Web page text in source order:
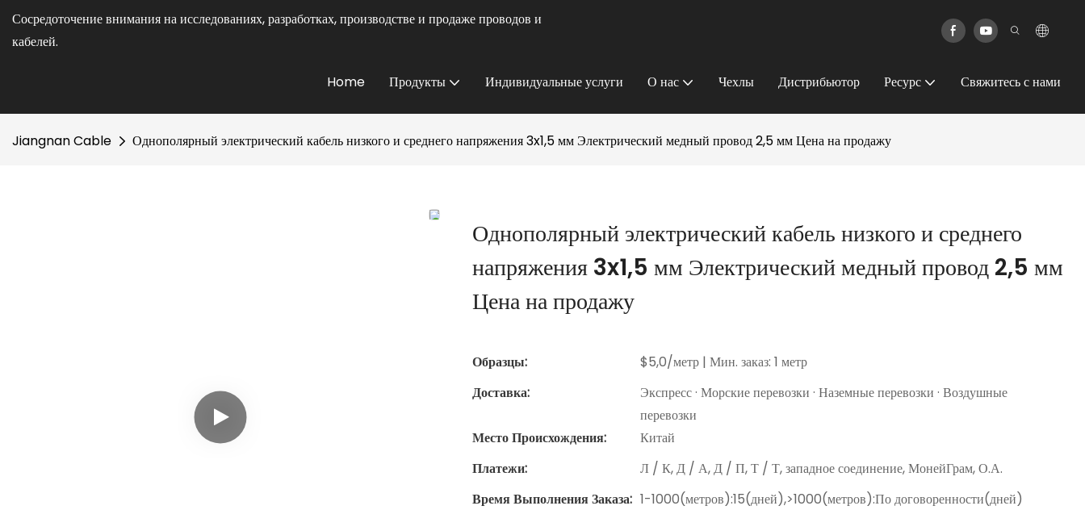
Сосредоточение внимания на исследованиях, разработках, производстве и продаже проводов и
кабелей.
Home Продукты Индивидуальные услуги О нас Чехлы Дистрибьютор Ресурс Свяжитесь с нами
Jiangnan Cable Однополярный электрический кабель низкого и среднего напряжения 3x1,5 мм Электрический медный провод 2,5 мм Цена на продажу
Однополярный электрический кабель низкого и среднего
напряжения 3x1,5 мм Электрический медный провод 2,5 мм
Цена на продажу
Образцы:
$5,0/метр | Мин. заказ: 1 метр
Доставка:
Экспресс · Морские перевозки · Наземные перевозки · Воздушные
перевозки
Место Происхождения:
Китай
Платежи:
Л / К, Д / А, Д / П, Т / Т, западное соединение, МонейГрам, О.А.
Время Выполнения Заказа: 1-1000(метров):15(дней),>1000(метров):По договоренности(дней)